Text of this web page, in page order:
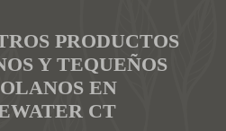
PRODUCTOS
Y TEQUEÑOS
EN
CT